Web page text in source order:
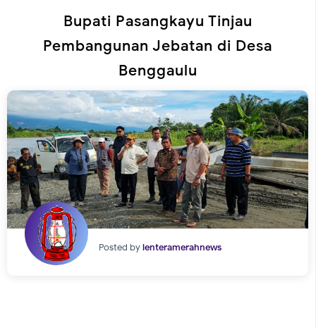
Bupati Pasangkayu Tinjau
Pembangunan Jebatan di Desa
Benggaulu
Posted bylenteramerahnews